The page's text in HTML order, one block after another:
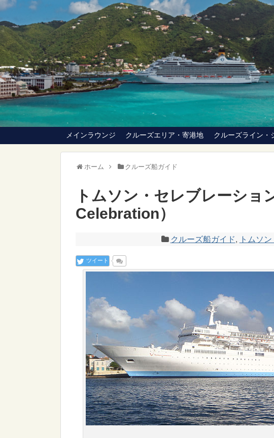
メインラウンジ クルーズエリア・寄港地 クルーズライン・
ホーム クルーズ船ガイド
トムソン・セレブレーショ
Celebration）
クルーズ船ガイド, トムソ
ツイート